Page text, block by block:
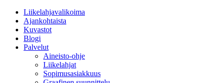
Liikelahjavalikoima
Ajankohtaista
Kuvastot
Blogi
Palvelut
Aineisto-ohje
Liikelahjat
Sopimusasiakkuus